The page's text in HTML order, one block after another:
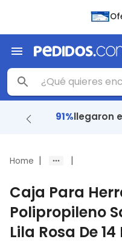
91%llegaron
Home | |
Caja Para
Polipropileno
Lila Rosa De